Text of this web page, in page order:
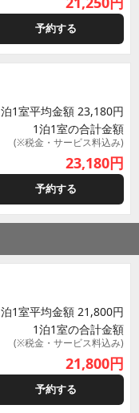
予約する
1室平均金額 23,180円
1泊1室の合計金額
(※税金・サービス料込み)
23,180円
予約する
1室平均金額 21,800円
1泊1室の合計金額
(※税金・サービス料込み)
21,800円
予約する